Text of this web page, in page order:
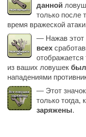
данной
только после
время вражеской
— Нажав этот
всех
отображается
из ваших ловушек
нападениями
— Этот значок
только тогда,
заряжены.